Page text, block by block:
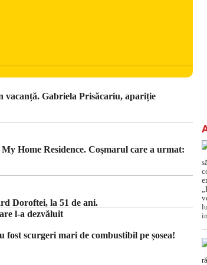
vacanță. Gabriela Prisăcariu, apariție
Home Residence. Coşmarul care a urmat:
Doroftei, la 51 de ani.
l-a dezvăluit
scurgeri mari de combustibil pe șosea!